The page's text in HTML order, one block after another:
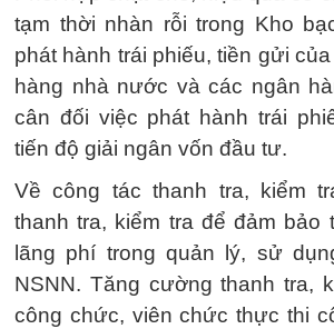
tạm thời nhàn rỗi trong Kho
phát hành trái phiếu, tiền gửi
hàng nhà nước và các ngân
cân đối việc phát hành trái
tiến độ giải ngân vốn đầu tư.
Về công tác thanh tra, kiểm
thanh tra, kiểm tra để đảm bảo
lãng phí trong quản lý, sử
NSNN. Tăng cường thanh tra,
công chức, viên chức thực thi